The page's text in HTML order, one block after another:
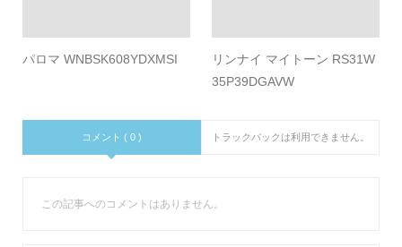
パロマ WNBSK608YDXMSI
リンナイ マイトーン RS31W
35P39DGAVW
コメント ( 0 ) トラックバックは利用できません。
この記事へのコメントはありません。